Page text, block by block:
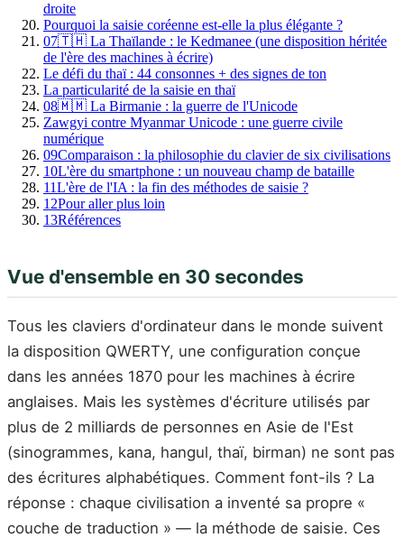
droite
Pourquoi la saisie coréenne est-elle la plus élégante ?
07🇹🇭 La Thaïlande : le Kedmanee (une disposition héritée
de l'ère des machines à écrire)
Le défi du thaï : 44 consonnes + des signes de ton
La particularité de la saisie en thaï
08🇲🇲 La Birmanie : la guerre de l'Unicode
Zawgyi contre Myanmar Unicode : une guerre civile
numérique
09Comparaison : la philosophie du clavier de six civilisations
10L'ère du smartphone : un nouveau champ de bataille
11L'ère de l'IA : la fin des méthodes de saisie ?
12Pour aller plus loin
13Références
Vue d'ensemble en 30 secondes
Tous les claviers d'ordinateur dans le monde suivent
la disposition QWERTY, une configuration conçue
dans les années 1870 pour les machines à écrire
anglaises. Mais les systèmes d'écriture utilisés par
plus de 2 milliards de personnes en Asie de l'Est
(sinogrammes, kana, hangul, thaï, birman) ne sont pas
des écritures alphabétiques. Comment font-ils ? La
réponse : chaque civilisation a inventé sa propre «
couche de traduction » — la méthode de saisie. Ces